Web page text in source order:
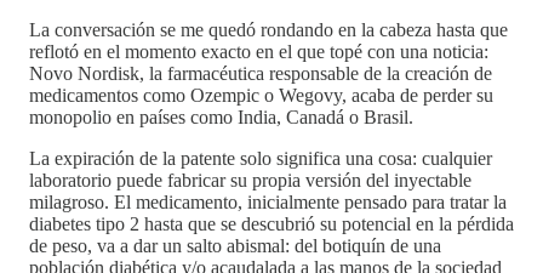
La conversación se me quedó rondando en la cabeza hasta que
reflotó en el momento exacto en el que topé con una noticia:
Novo Nordisk, la farmacéutica responsable de la creación de
medicamentos como Ozempic o Wegovy, acaba de perder su
monopolio en países como India, Canadá o Brasil.
La expiración de la patente solo significa una cosa: cualquier
laboratorio puede fabricar su propia versión del inyectable
milagroso. El medicamento, inicialmente pensado para tratar la
diabetes tipo 2 hasta que se descubrió su potencial en la pérdida
de peso, va a dar un salto abismal: del botiquín de una
población diabética y/o acaudalada a las manos de la sociedad